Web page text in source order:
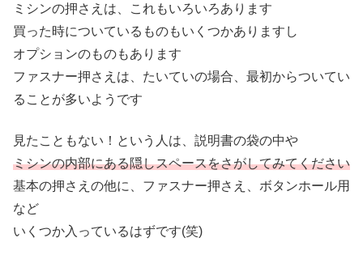
ミシンの押さえは、これもいろいろあります
買った時についているものもいくつかありますし
オプションのものもあります
ファスナー押さえは、たいていの場合、最初からついてい
ることが多いようです
見たこともない！という人は、説明書の袋の中や
ミシンの内部にある隠しスペースをさがしてみてください
基本の押さえの他に、ファスナー押さえ、ボタンホール用
など
いくつか入っているはずです(笑)